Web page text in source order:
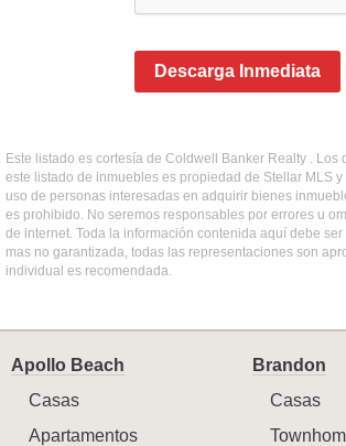
Descarga Inmediata
Este listado es cortesía de Coldwell Banker Realty . Los
este listado de inmuebles es propiedad de Stellar MLS
uso de personas interesadas en adquirir bienes
es prohibido. No seremos responsables por errores u
de internet. Toda la información contenida aquí debe
mas no garantizada, todas las representaciones son
individual es recomendada.
Apollo Beach
Casas
Apartamentos
Brandon
Casas